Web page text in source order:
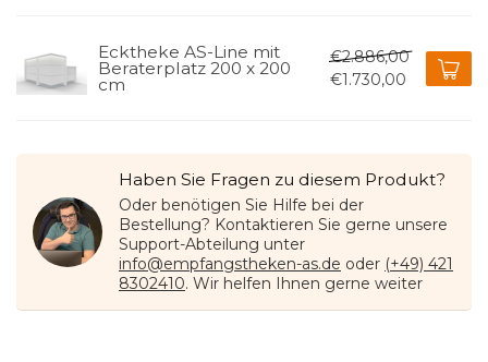
Ecktheke AS-Line mit
Beraterplatz 200 x 200
cm
€2.886,00
€1.730,00
Haben Sie Fragen zu diesem Produkt?
Oder benötigen Sie Hilfe bei der
Bestellung? Kontaktieren Sie gerne unsere
Support-Abteilung unter
info@empfangstheken-as.de oder (+49) 421
8302410. Wir helfen Ihnen gerne weiter